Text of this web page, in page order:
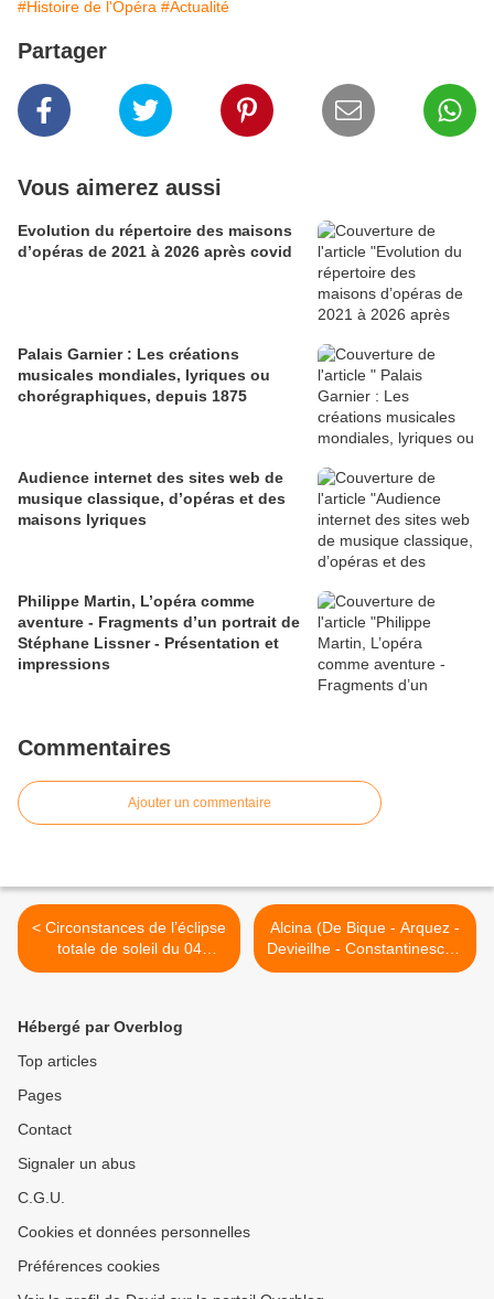
#Histoire de l'Opéra #Actualité
Partager
Vous aimerez aussi
Evolution du répertoire des maisons
d’opéras de 2021 à 2026 après covid
Palais Garnier : Les créations
musicales mondiales, lyriques ou
chorégraphiques, depuis 1875
Audience internet des sites web de
musique classique, d’opéras et des
maisons lyriques
Philippe Martin, L’opéra comme
aventure - Fragments d’un portrait de
Stéphane Lissner - Présentation et
impressions
Commentaires
Ajouter un commentaire
< Circonstances de l’éclipse
totale de soleil du 04
décembre 2021 en
Alcina (De Bique - Arquez -
Devieilhe - Constantinescu -
Hengelbrock - Carsen)
Hébergé par Overblog
Top articles
Pages
Contact
Signaler un abus
C.G.U.
Cookies et données personnelles
Préférences cookies